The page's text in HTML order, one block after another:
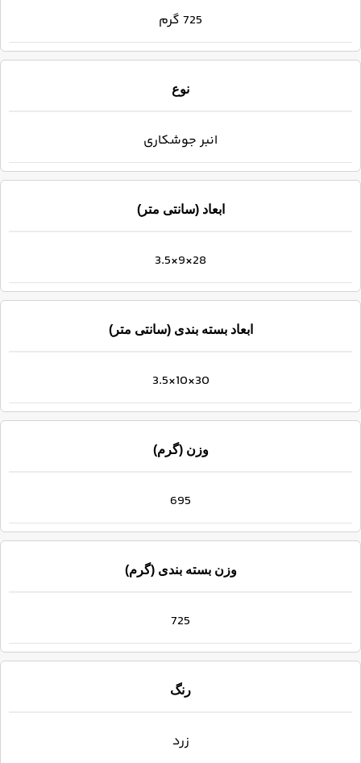
725 گرم
نوع
انبر جوشکاری
ابعاد (سانتی متر)
28×9×3.5
ابعاد بسته بندی (سانتی متر)
30×10×3.5
وزن (گرم)
695
وزن بسته بندی (گرم)
725
رنگ
زرد